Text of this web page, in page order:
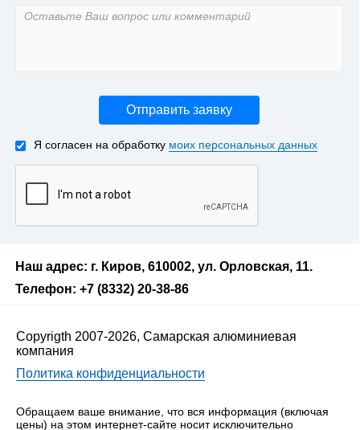
Отправить заявку
Я согласен на обработку моих персональных данных
Наш адрес: г. Киров, 610002, ул. Орловская, 11.
Телефон: +7 (8332) 20-38-86
Copyrigth 2007-2026, Самарская алюминиевая
компания
Политика конфиденциальности
Обращаем ваше внимание, что вся информация (включая
цены) на этом интернет-сайте носит исключительно